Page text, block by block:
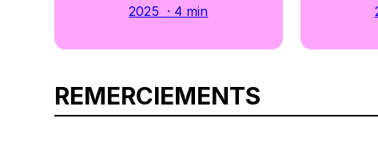
2025 · 4 min
REMERCIEMENTS